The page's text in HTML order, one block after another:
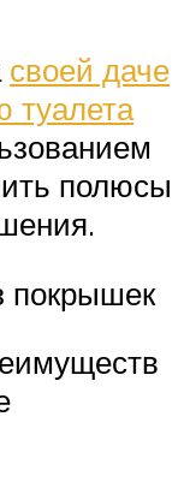
своей даче
туалета
полюсы
покрышек